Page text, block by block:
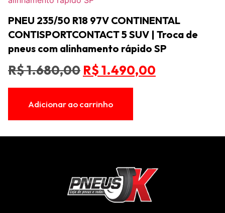
PNEU 235/50 R18 97V CONTINENTAL
CONTISPORTCONTACT 5 SUV | Troca de
pneus com alinhamento rápido SP
R$1.680,00 R$1.490,00
Adicionar ao carrinho